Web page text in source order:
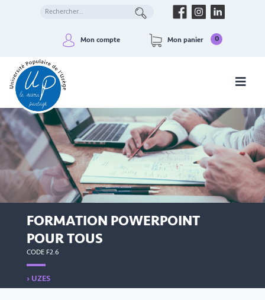
Mon compte Mon panier 0
FORMATION POWERPOINT
POUR TOUS
CODE F2.6
› UZES